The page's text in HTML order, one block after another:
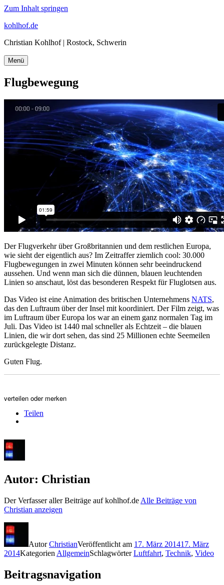
Zum Inhalt springen
kohlhof.de
Christian Kohlhof | Rostock, Schwerin
Menü
Flugbewegung
Der Flugverkehr über Großbritannien und dem restlichen Europa,
wie sieht der eigentlich aus? Im Zeitraffer ziemlich cool: 30.000
Flugbewegungen in zwei Minuten können sehr beeindruckend
aussehen. Und wenn man sich die dünnen, blauen leuchtenden
Linien so anschaut, löst das besonderen Respekt für Fluglotsen aus.
Das Video ist eine Animation des britischen Unternehmens NATS,
das den Luftraum über der Insel mit koordiniert. Der Film zeigt, was
im Luftraum über Europa los war an einem ganz normalen Tag im
Juli. Das Video ist 1440 mal schneller als Echtzeit – die blauen
Linien, die wir dort sehen, das sind 25 Millionen echte Seemeilen
zurückgelegte Distanz.
Guten Flug.
verteilen oder merken
Teilen
Autor: Christian
Der Verfasser aller Beiträge auf kohlhof.de Alle Beiträge von
Christian anzeigen
AutorChristianVeröffentlicht am 17. März 201417. März
2014Kategorien AllgemeinSchlagwörterLuftfahrt, Technik, Video
Beitragsnavigation